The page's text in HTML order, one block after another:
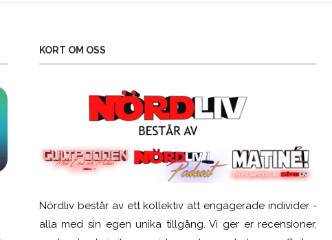
KORT OM OSS
Nördliv består av ett kollektiv att engagerade individer -
alla med sin egen unika tillgång. Vi ger er recensioner,
SCUF Gaming Omega